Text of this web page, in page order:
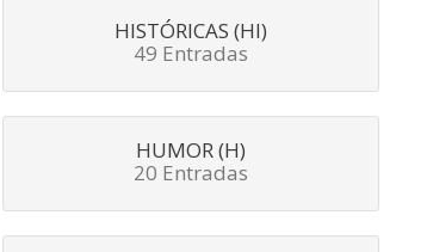
HISTÓRICAS (HI)
49 Entradas
HUMOR (H)
20 Entradas